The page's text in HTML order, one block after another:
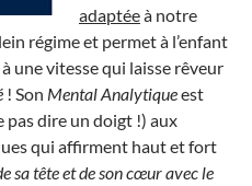
adaptéeà notre
régime et permet à l’enfant
une vitesse qui laisse rêveur
! Son Mental Analytiqueest
pas dire un doigt !) aux
qui affirment haut et fort
sa tête et de son cœur avec le